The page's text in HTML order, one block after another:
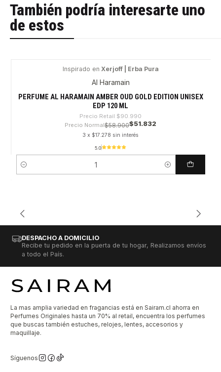
También podría interesarte uno
de estos
Inspirado en Xerjoff | Erba Pura
Al Haramain
PERFUME AL HARAMAIN AMBER OUD GOLD EDITION UNISEX
EDP 120 ML
Precio Retail $90.990
Precio Normal$58.900$51.832
3 x $17.278 sin interés
5.0
Cantidad
DESPACHO A DOMICILIO
Recibe tu pedido en la puerta de tu hogar, Realizamos envíos
a todo el País.
La mas amplia variedad en fragancias está en Sairam.cl ahorra en
Perfumes Originales hasta un 70% al retail, encuentra los perfumes
que buscas también estuches, relojes, lentes, accesorios y
maquillaje.
Síguenos